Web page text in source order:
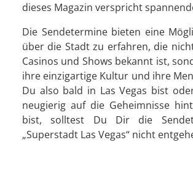
dieses Magazin verspricht
Die Sendetermine bieten eine
über die Stadt zu erfahren, die
Casinos und Shows bekannt ist,
ihre einzigartige Kultur und ihre
Du also bald in Las Vegas bist
neugierig auf die Geheimnisse
bist, solltest Du Dir die
„Superstadt Las Vegas“ nicht